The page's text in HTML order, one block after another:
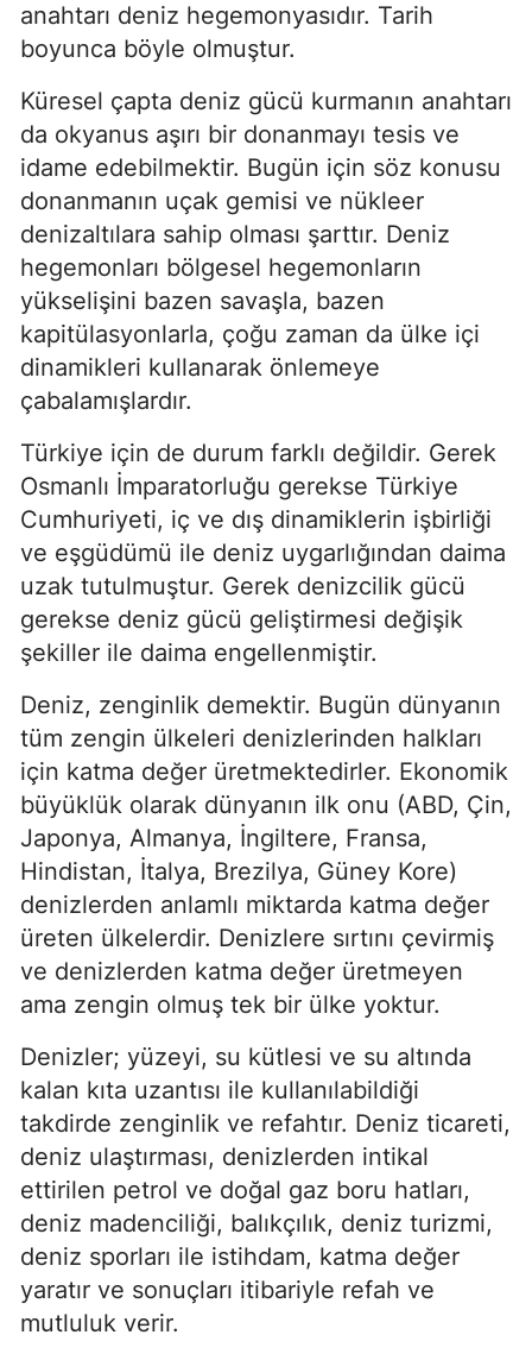
anahtarı deniz hegemonyasıdır. Tarih
boyunca böyle olmuştur.
Küresel çapta deniz gücü kurmanın anahtarı
da okyanus aşırı bir donanmayı tesis ve
idame edebilmektir. Bugün için söz konusu
donanmanın uçak gemisi ve nükleer
denizaltılara sahip olması şarttır. Deniz
hegemonları bölgesel hegemonların
yükselişini bazen savaşla, bazen
kapitülasyonlarla, çoğu zaman da ülke içi
dinamikleri kullanarak önlemeye
çabalamışlardır.
Türkiye için de durum farklı değildir. Gerek
Osmanlı İmparatorluğu gerekse Türkiye
Cumhuriyeti, iç ve dış dinamiklerin işbirliği
ve eşgüdümü ile deniz uygarlığından daima
uzak tutulmuştur. Gerek denizcilik gücü
gerekse deniz gücü geliştirmesi değişik
şekiller ile daima engellenmiştir.
Deniz, zenginlik demektir. Bugün dünyanın
tüm zengin ülkeleri denizlerinden halkları
için katma değer üretmektedirler. Ekonomik
büyüklük olarak dünyanın ilk onu (ABD, Çin,
Japonya, Almanya, İngiltere, Fransa,
Hindistan, İtalya, Brezilya, Güney Kore)
denizlerden anlamlı miktarda katma değer
üreten ülkelerdir. Denizlere sırtını çevirmiş
ve denizlerden katma değer üretmeyen
ama zengin olmuş tek bir ülke yoktur.
Denizler; yüzeyi, su kütlesi ve su altında
kalan kıta uzantısı ile kullanılabildiği
takdirde zenginlik ve refahtır. Deniz ticareti,
deniz ulaştırması, denizlerden intikal
ettirilen petrol ve doğal gaz boru hatları,
deniz madenciliği, balıkçılık, deniz turizmi,
deniz sporları ile istihdam, katma değer
yaratır ve sonuçları itibariyle refah ve
mutluluk verir.